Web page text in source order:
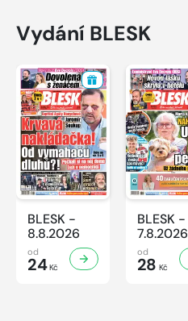
Vydání BLESK
BLESK -
8.8.2026
od
24Kč
BLESK -
7.8.2026
od
28 Kč